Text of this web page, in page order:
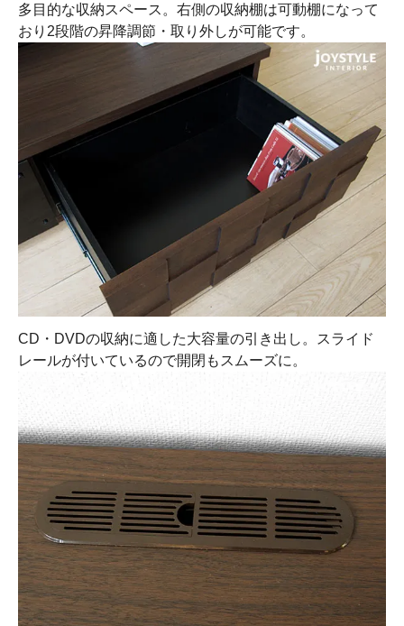
多目的な収納スペース。右側の収納棚は可動棚になって
おり2段階の昇降調節・取り外しが可能です。
CD・DVDの収納に適した大容量の引き出し。スライド
レールが付いているので開閉もスムーズに。